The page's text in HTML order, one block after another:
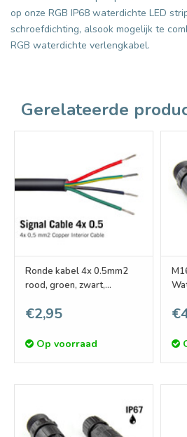
op onze RGB IP68 waterdichte LED
schroefdichting, alsook mogelijk te
RGB waterdichte verlengkabel.
Gerelateerde
Ronde kabel 4x 0.5mm2
rood, groen, zwart,
€2,95
Op voorraad